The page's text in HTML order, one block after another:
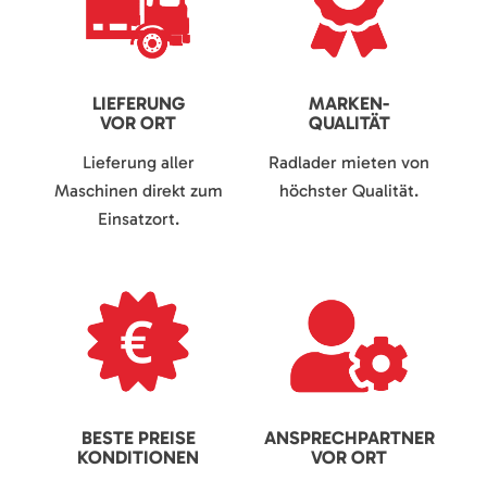
LIEFERUNG
VOR ORT
Lieferung aller
Maschinen direkt zum
Einsatzort.
MARKEN-
QUALITÄT
Radlader mieten von
höchster Qualität.
BESTE PREISE
KONDITIONEN
ANSPRECHPARTNER
VOR ORT